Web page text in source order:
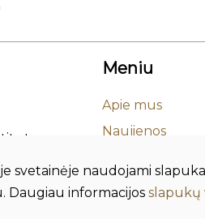
Meniu
Apie mus
Naujienos
Leidiniai
svetainėje naudojami
Daugiau informacijos slapukų